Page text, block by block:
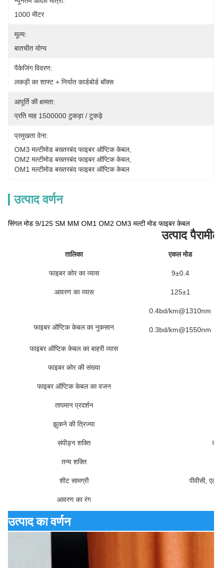
1000 मीटर
मूल्य:
बातचीत योग्य
पैकेजिंग विवरण:
लकड़ी का शाफ्ट + निर्यात कार्डबोर्ड बॉक्स
आपूर्ति की क्षमता:
प्रति माह 1500000 टुकड़ा / टुकड़े
प्रमुखता देना:
OM3 मल्टीमोड बख्तरबंद फाइबर ऑप्टिक केबल,
OM2 मल्टीमोड बख्तरबंद फाइबर ऑप्टिक केबल,
OM1 मल्टीमोड बख्तरबंद फाइबर ऑप्टिक केबल
उत्पाद वर्णन
सिंगल मोड 9/125 SM MM OM1 OM2 OM3 मल्टी मोड फाइबर केबल
उत्पाद
तालिका एकल मोड
फाइबर कोर का व्यास 9±0.4
आवरण का व्यास 125±1
फाइबर ऑप्टिक केबल का नुकसान
0.4bd/km@1310nm
0.3bd/km@1550nm
फाइबर ऑप्टिक केबल का बाहरी व्यास
फाइबर कोर की संख्या
फाइबर ऑप्टिक केबल का वजन
तापमान प्रदर्शन
झुकने की त्रिज्या
संपीड़न शक्ति
तन्य शक्ति
शीट सामग्री पीवीसी,
आवरण का रंग
उत्पाद का वर्णन